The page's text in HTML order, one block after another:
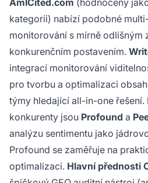
AmICited.com (hodnocený
kategorii) nabízí podobné
monitorování s mírně odlišným
konkurenčním postavením.
integrací monitorování
pro tvorbu a optimalizaci
týmy hledající all-in-one řešení.
konkurenty jsou Profound a
analýzu sentimentu jako
Profound se zaměřuje na
optimalizaci. Hlavní přednosti